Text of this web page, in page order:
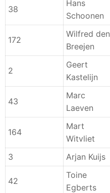
38
Hans
Schoonen
172
Wilfred den
Breejen
2
Geert
Kastelijn
43
Marc
Laeven
164
Mart
Witvliet
3 Arjan Kuijs
42
Toine
Egberts